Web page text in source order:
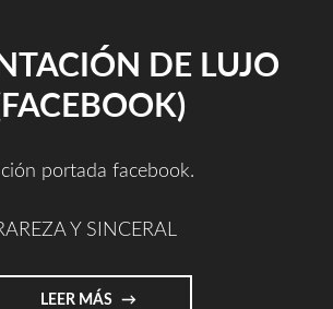
DE LUJO
portada facebook.
Y SINCERAL
LEER MÁS "PRESENTACIÓN